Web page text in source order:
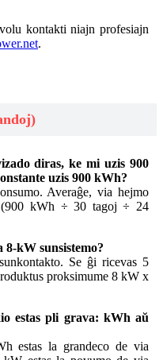
kontakti niajn profesiajn
.
diras, ke mi uzis 900
uzis 900 kWh?
Averaĝe, via hejmo
kWh ÷ 30 tagoj ÷ 24
kW sunsistemo?
Se ĝi ricevas 5
proksimume 8 kW x
estas pli grava: kWh aŭ
estas la grandeco de via